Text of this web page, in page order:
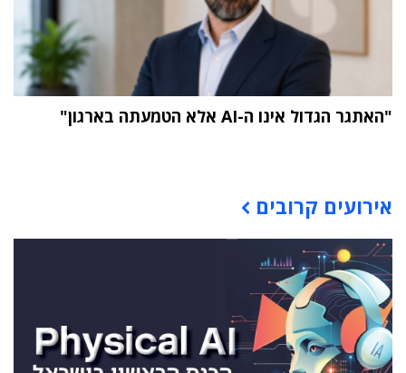
"האתגר הגדול אינו ה-AI אלא הטמעתה בארגון"
אירועים קרובים